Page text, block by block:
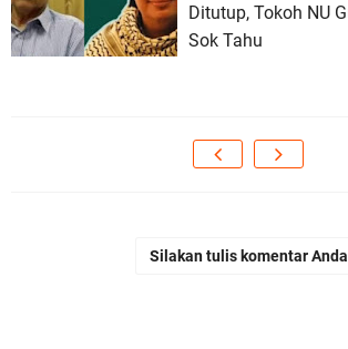
Ditutup, Tokoh NU
Sok Tahu
Silakan tulis komentar Anda